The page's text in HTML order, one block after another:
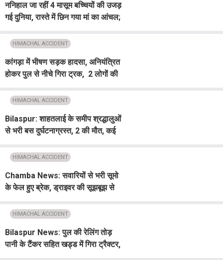
ननिहाल जा रहीं 4 मासूम बच्चियों की उजड़
गई दुनिया, रास्ते में छिन गया मां का आंचल;
HIMACHAL ACCIDENT
कांगड़ा में भीषण सड़क हादसा, अनियंत्रित
होकर पुल से नीचे गिरा ट्रक, 2 लोगों की
HIMACHAL ACCIDENT
Bilaspur: शाहतलाई के समीप श्रद्धालुओं
से भरी बस दुर्घटनाग्रस्त, 2 की मौत, कई
HIMACHAL ACCIDENT
Chamba News: सवारियों से भरी सूमो
के फेल हुए ब्रेक, ड्राइवर की सूझबूझ से
HIMACHAL ACCIDENT
Bilaspur News: पुल की रेलिंग तोड़
पानी के टैंकर सहित खड्ड में गिरा ट्रैक्टर,